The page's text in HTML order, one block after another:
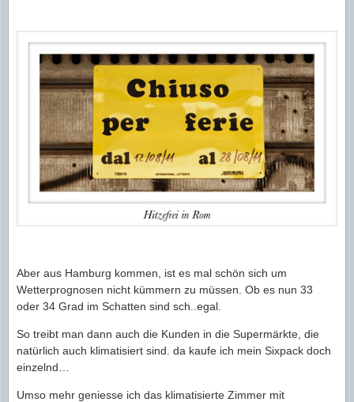
Aber aus Hamburg kommen, ist es mal schön sich um
Wetterprognosen nicht kümmern zu müssen. Ob es nun 33
oder 34 Grad im Schatten sind sch..egal.
So treibt man dann auch die Kunden in die Supermärkte, die
natürlich auch klimatisiert sind. da kaufe ich mein Sixpack doch
einzelnd…
Umso mehr geniesse ich das klimatisierte Zimmer mit